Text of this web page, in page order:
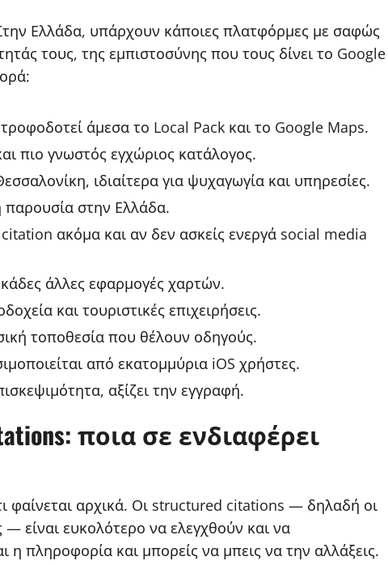
Ελλάδα, υπάρχουν κάποιες πλατφόρμες με σαφώς
τους, της εμπιστοσύνης που τους δίνει το Google
άμεσα το Local Pack και το Google Maps.
πιο γνωστός εγχώριος κατάλογος.
ιδιαίτερα για ψυχαγωγία και υπηρεσίες.
στην Ελλάδα.
citation ακόμα και αν δεν ασκείς ενεργά social media
άλλες εφαρμογές χαρτών.
και τουριστικές επιχειρήσεις.
τοποθεσία που θέλουν οδηγούς.
από εκατομμύρια iOS χρήστες.
αξίζει την εγγραφή.
ποια σε ενδιαφέρει
φαίνεται αρχικά. Οι structured citations — δηλαδή οι
είναι ευκολότερο να ελεγχθούν και να
πληροφορία και μπορείς να μπεις να την αλλάξεις.